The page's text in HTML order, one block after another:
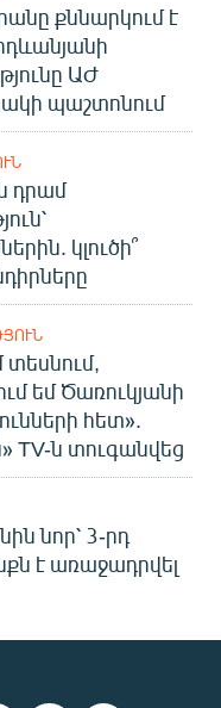
քննարկում է
ԱԺ
պաշտոնում
դրամ
կլուծի՞
տեսնում,
եմ Ծառուկյանի
հետ».
TV-ն տուգանվեց
նոր՝ 3-րդ
է առաջադրվել